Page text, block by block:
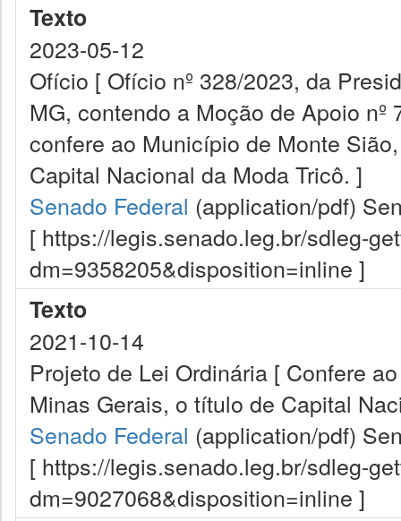
Texto
2023-05-12
Ofício [ Ofício nº 328/2023, da
MG, contendo a Moção de Apoio
confere ao Município de Monte
Capital Nacional da Moda Tricô. ]
Senado Federal (application/pdf)
[ https://legis.senado.leg.br/sdleg-
dm=9358205&disposition=inline ]
Texto
2021-10-14
Projeto de Lei Ordinária [ Confere
Minas Gerais, o título de Capital
Senado Federal (application/pdf)
[ https://legis.senado.leg.br/sdleg-
dm=9027068&disposition=inline ]